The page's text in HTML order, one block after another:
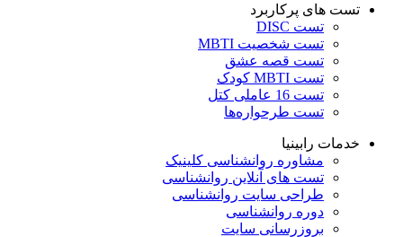
تست های پرکاربرد
تست DISC
تست شخصیت MBTI
تست قصه عشق
تست MBTI کودک
تست 16 عاملی کتل
تست طرحواره‌ها
خدمات رابینیا
مشاوره روانشناسی کلینیک
تست های آنلاین روانشناسی
طراحی سایت روانشناسی
دوره روانشناسی
بروزرسانی سایت